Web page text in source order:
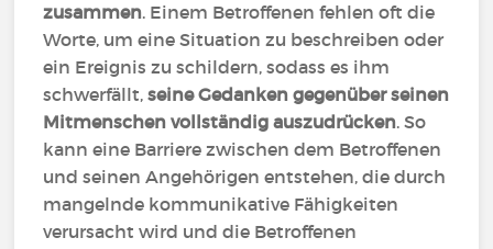
zusammen. Einem Betroffenen fehlen oft die
Worte, um eine Situation zu beschreiben oder
ein Ereignis zu schildern, sodass es ihm
schwerfällt,seine Gedanken gegenüber seinen
Mitmenschen vollständig auszudrücken. So
kann eine Barriere zwischen dem Betroffenen
und seinen Angehörigen entstehen, die durch
mangelnde kommunikative Fähigkeiten
verursacht wird und die Betroffenen